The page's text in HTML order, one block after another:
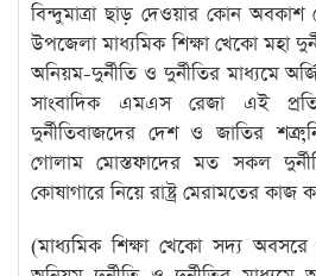
বিন্দুমাত্রা ছাড় দেওয়ার কোন
উপজেলা মাধ্যমিক শিক্ষা খেকো মহা
অনিয়ম-দুর্নীতি ও দুর্নীতির মাধ্যমে
সাংবাদিক এমএস রেজা এই
দুর্নীতিবাজদের দেশ ও জাতির
গোলাম মোস্তফাদের মত সকল
কোষাগারে নিয়ে রাষ্ট্র মেরামতের কাজ
(মাধ্যমিক শিক্ষা খেকো সদ্য